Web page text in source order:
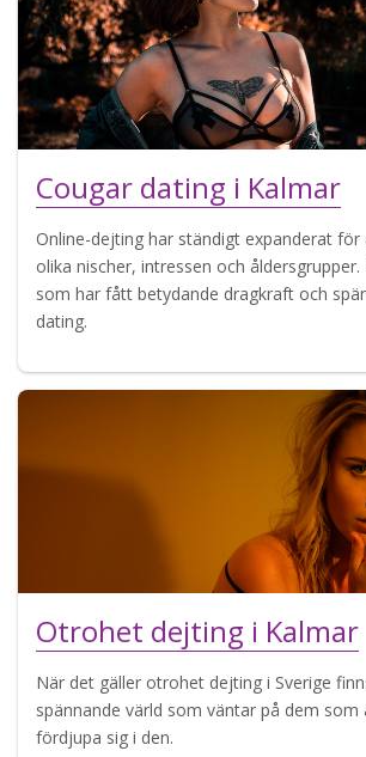
Cougar dating i Kalmar
Online-dejting har ständigt expanderat
olika nischer, intressen och åldersgrupper.
som har fått betydande dragkraft och
dating.
Otrohet dejting i Kalmar
När det gäller otrohet dejting i Sverige
spännande värld som väntar på dem
fördjupa sig i den.